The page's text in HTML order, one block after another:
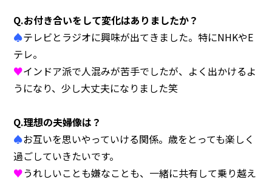
Q.お付き合いをして変化はありましたか？
♠テレビとラジオに興味が出てきました。特にNHKやE
テレ。
♥インドア派で人混みが苦手でしたが、よく出かけるよ
うになり、少し大丈夫になりました笑
Q.理想の夫婦像は？
♠お互いを思いやっていける関係。歳をとっても楽しく
過ごしていきたいです。
♥うれしいことも嫌なことも、一緒に共有して乗り越え